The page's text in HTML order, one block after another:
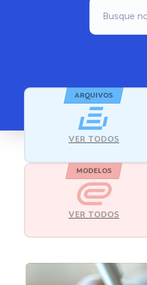
ARQUIVOS
VER TODOS
MODELOS
VER TODOS